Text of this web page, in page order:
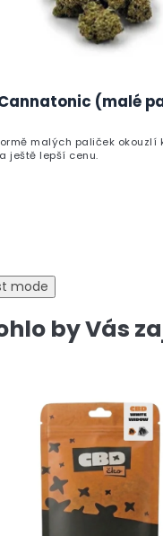
(malé
malých paliček okouzlí
ještě lepší cenu.
mode
by Vás